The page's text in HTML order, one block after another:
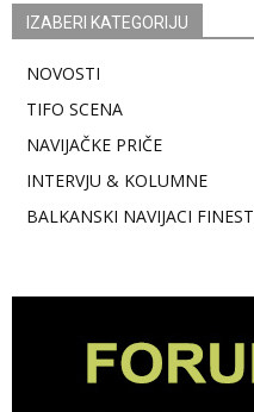
IZABERI KATEGORIJU
NOVOSTI
TIFO SCENA
NAVIJAČKE PRIČE
INTERVJU & KOLUMNE
BALKANSKI NAVIJACI FINEST